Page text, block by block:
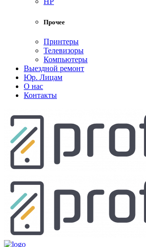
Прочее
Принтеры
Телевизоры
Компьютеры
Выездной ремонт
Юр. Лицам
О нас
Контакты